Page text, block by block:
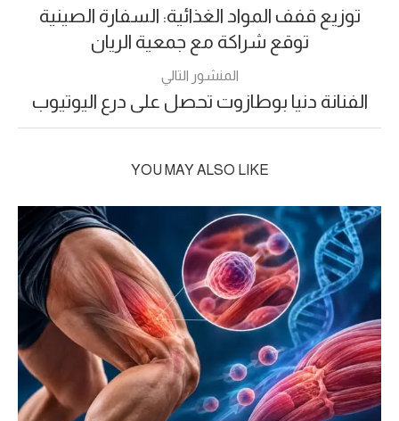
توزيع قفف المواد الغذائية: السفارة الصينية
توقع شراكة مع جمعية الريان
المنشور التالي
الفنانة دنيا بوطازوت تحصل على درع اليوتيوب
YOU MAY ALSO LIKE